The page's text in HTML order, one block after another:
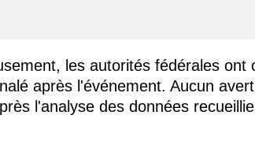
les autorités fédérales
après l'événement. Aucun
l'analyse des données